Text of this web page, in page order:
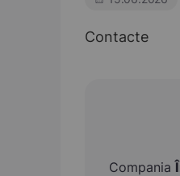
Contacte
Compania